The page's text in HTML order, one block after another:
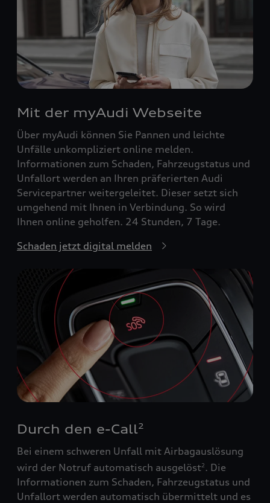
Mit der myAudi Webseite
Über myAudi können Sie Pannen und leichte
Unfälle unkompliziert online melden.
Informationen zum Schaden, Fahrzeugstatus und
Unfallort werden an Ihren präferierten Audi
Servicepartner weitergeleitet. Dieser setzt sich
umgehend mit Ihnen in Verbindung. So wird
Ihnen online geholfen. 24 Stunden, 7 Tage.
Schaden jetzt digital melden
Durch den e-Call2
Bei einem schweren Unfall mit Airbagauslösung
wird der Notruf automatisch ausgelöst2 . Die
Informationen zum Schaden, Fahrzeugstatus und
Unfallort werden automatisch übermittelt und es